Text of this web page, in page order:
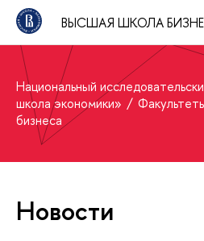
ВЫСШАЯ ШКОЛА
Национальный
школа экономики»
бизнеса
Новости